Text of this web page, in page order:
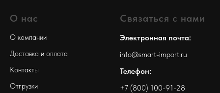
О нас
О компании
Доставка и оплата
Контакты
Отгрузки
Связаться с нами
Электронная почта:
info@smart-import.ru
Телефон:
+7 (800) 100-91-28